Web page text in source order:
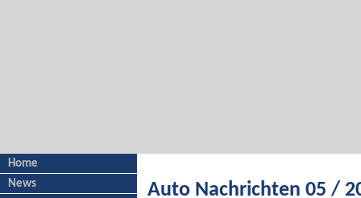
Home
News
Auto Nachrichten 05 /